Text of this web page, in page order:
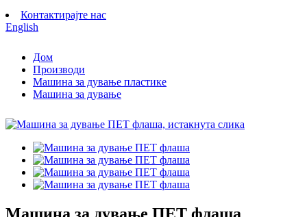
Контактирајте нас
English
Дом
Производи
Машина за дување пластике
Машина за дување